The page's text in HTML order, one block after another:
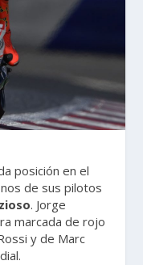
posición en el
de sus pilotos
. Jorge
marcada de rojo
y de Marc